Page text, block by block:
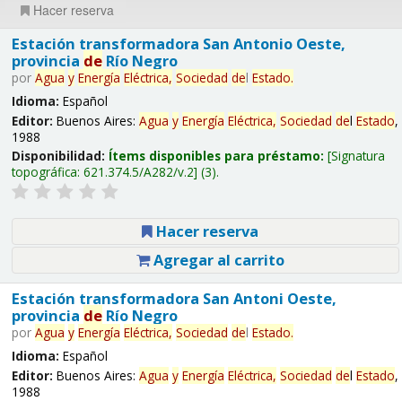
Hacer reserva
Estación transformadora San Antonio Oeste,
provincia deRío Negro
por Agua y Energía Eléctrica, Sociedad del Estado.
Idioma: Español
Editor: Buenos Aires: Agua y Energía Eléctrica, Sociedad del Estado,
1988
Disponibilidad: Ítems disponibles para préstamo: Signatura
topográfica: 621.374.5/A282/v.2 (3).
Hacer reserva
Agregar al carrito
Estación transformadora San Antoni Oeste,
provincia deRío Negro
por Agua y Energía Eléctrica, Sociedad del Estado.
Idioma: Español
Editor: Buenos Aires: Agua y Energía Eléctrica, Sociedad del Estado,
1988